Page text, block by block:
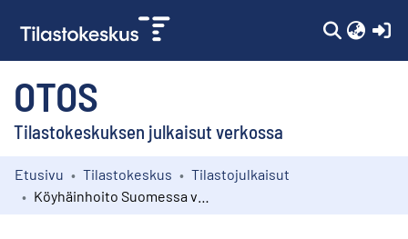
OTOS
Tilastokeskuksen julkaisut verkossa
Kokoelmat
Etusivu Tilastokeskus
Tilastojulkaisut